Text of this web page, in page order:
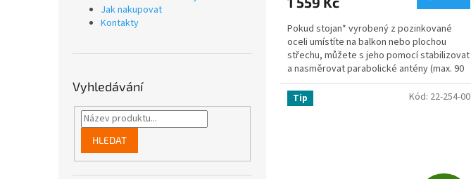
Jak nakupovat
Kontakty
Vyhledávání
HLEDAT
Pokud stojan* vyrobený z pozinkované
oceli umístíte na balkon nebo plochou
střechu, můžete s jeho pomocí stabilizovat
a nasměrovat parabolické antény (max. 90
cm) a dosáhnout...
Tip Kód: 22-254-00